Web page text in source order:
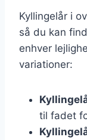
Kyllingelår i
så du kan
enhver
variationer:
til fadet